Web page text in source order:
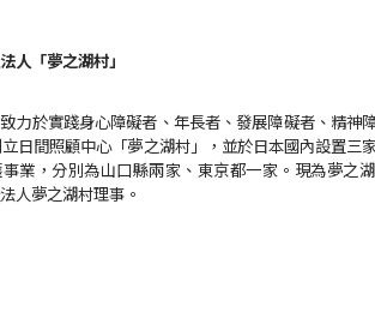
人「夢之湖村」
力於實踐身心障礙者、年長者、發展障礙者、精神
日間照顧中心「夢之湖村」，並於日本國內設置三
業，分別為山口縣兩家、東京都一家。現為夢之
人夢之湖村理事。